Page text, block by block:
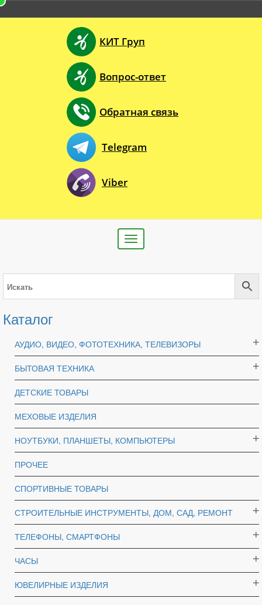
КИТ Груп
Вопрос-ответ
Обратная связь
Telegram
Viber
Toggle
navigation
Каталог
АУДИО, ВИДЕО, ФОТОТЕХНИКА, ТЕЛЕВИЗОРЫ
БЫТОВАЯ ТЕХНИКА
ДЕТСКИЕ ТОВАРЫ
МЕХОВЫЕ ИЗДЕЛИЯ
НОУТБУКИ, ПЛАНШЕТЫ, КОМПЬЮТЕРЫ
ПРОЧЕЕ
СПОРТИВНЫЕ ТОВАРЫ
СТРОИТЕЛЬНЫЕ ИНСТРУМЕНТЫ, ДОМ, САД, РЕМОНТ
ТЕЛЕФОНЫ, СМАРТФОНЫ
ЧАСЫ
ЮВЕЛИРНЫЕ ИЗДЕЛИЯ